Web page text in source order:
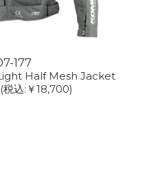
177
Half Mesh Jacket
(税込:￥18,700)